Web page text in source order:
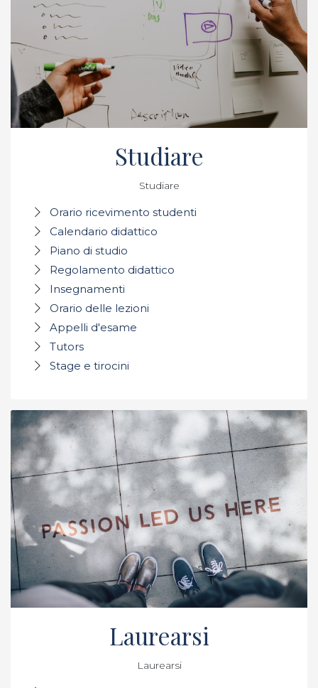
Studiare
Studiare
Orario ricevimento studenti
Calendario didattico
Piano di studio
Regolamento didattico
Insegnamenti
Orario delle lezioni
Appelli d'esame
Tutors
Stage e tirocini
Laurearsi
Laurearsi